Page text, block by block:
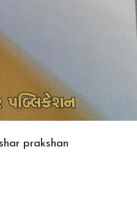
prakshan